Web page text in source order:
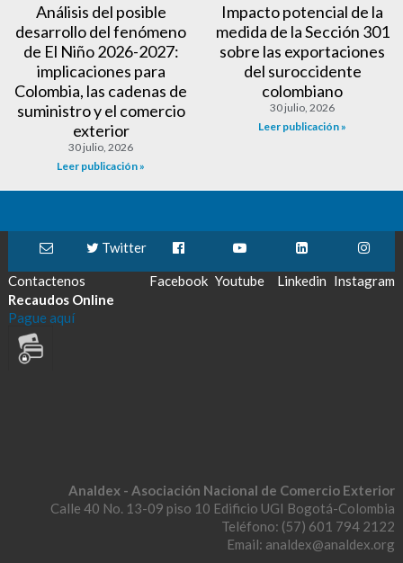
Análisis del posible
desarrollo del fenómeno
de El Niño 2026-2027:
implicaciones para
Colombia, las cadenas de
suministro y el comercio
exterior
30 julio, 2026
Leer publicación »
Impacto potencial de la
medida de la Sección 301
sobre las exportaciones
del suroccidente
colombiano
30 julio, 2026
Leer publicación »
Contactenos
Twitter
Facebook Youtube Linkedin Instagram
Recaudos Online
Pague aquí
Analdex - Asociación Nacional de Comercio Exterior
Calle 40 No. 13-09 piso 10 Edificio UGI Bogotá-Colombia
Teléfono: (57) 601 794 2122
Email: analdex@analdex.org